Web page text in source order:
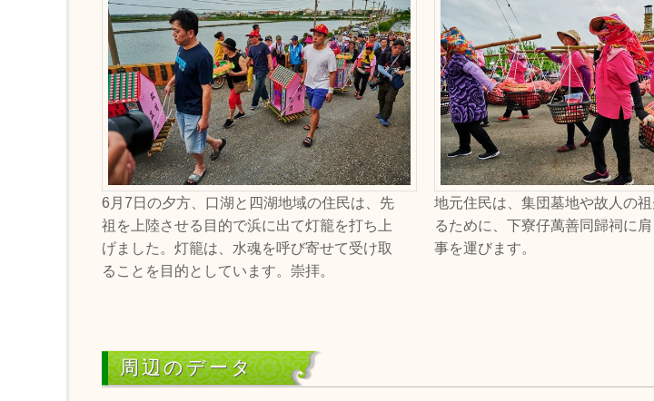
6月7日の夕方、口湖と四湖地域の住民は、先
祖を上陸させる目的で浜に出て灯籠を打ち上
げました。灯籠は、水魂を呼び寄せて受け取
ることを目的としています。崇拝。
地元住民は、集団墓地や故人の
るために、下寮仔萬善同歸祠に
事を運びます。
周辺のデータ